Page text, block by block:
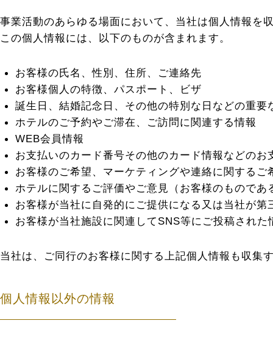
事業活動のあらゆる場面において、当社は個人情報を
この個人情報には、以下のものが含まれます。
お客様の氏名、性別、住所、ご連絡先
お客様個人の特徴、パスポート、ビザ
誕生日、結婚記念日、その他の特別な日などの重要
ホテルのご予約やご滞在、ご訪問に関連する情報
WEB会員情報
お支払いのカード番号その他のカード情報などのお
お客様のご希望、マーケティングや連絡に関するご
ホテルに関するご評価やご意見（お客様のもので
お客様が当社に自発的にご提供になる又は当社が
お客様が当社施設に関連してSNS等にご投稿された
当社は、ご同行のお客様に関する上記個人情報も収集
個人情報以外の情報